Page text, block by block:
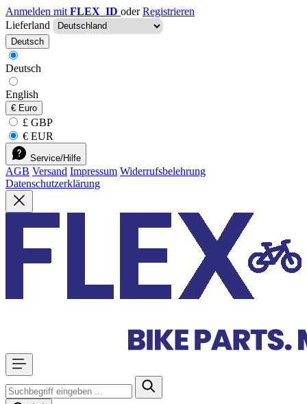
Anmelden mit FLEX_ID oder Registrieren
Lieferland
Deutsch
Deutsch
English
€ Euro
£ GBP
€ EUR
Service/Hilfe
AGB Versand Impressum Widerrufsbelehrung
Datenschutzerklärung